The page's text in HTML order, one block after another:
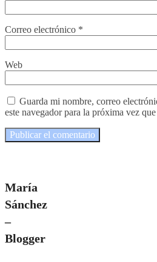
Correo electrónico *
Web
Guarda mi nombre, correo
este navegador para la próxima vez
María
Sánchez
–
Blogger